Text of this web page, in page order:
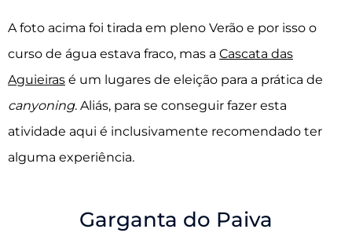
A foto acima foi tirada em pleno Verão e por isso o
curso de água estava fraco, mas a Cascata das
Aguieiras é um lugares de eleição para a prática de
canyoning. Aliás, para se conseguir fazer esta
atividade aqui é inclusivamente recomendado ter
alguma experiência.
Garganta do Paiva